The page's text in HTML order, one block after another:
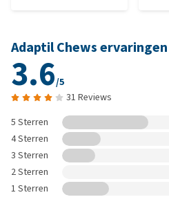
Adaptil Chews ervaringen
3.6/5
31 Reviews
5 Sterren
4 Sterren
3 Sterren
2 Sterren
1 Sterren